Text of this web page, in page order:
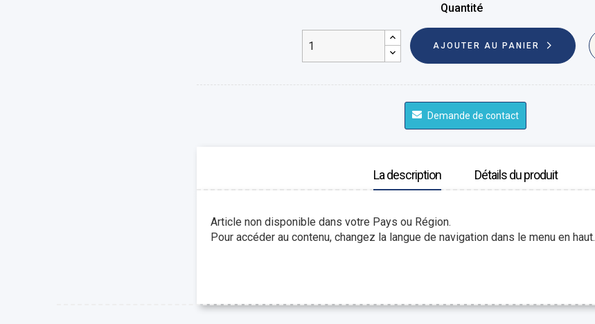
Quantité
AJOUTER AU PANIER
Demande de contact
La description Détails du produit
Article non disponible dans votre Pays ou Région.
Pour accéder au contenu, changez la langue de navigation dans le menu en haut.